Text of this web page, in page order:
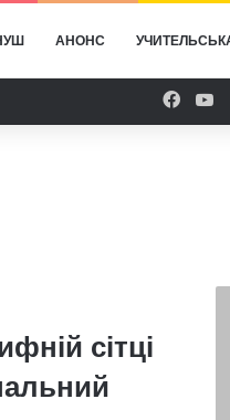
АНОНС
сітці